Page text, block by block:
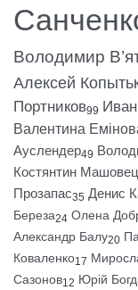
Володимир
Алексей
Портников99
Валентина
Ауслендер49
Костянтин
Прозапас35 Денис
Береза24 Олена
Александр Балу20
Коваленко17
Сазонов12 Юрій